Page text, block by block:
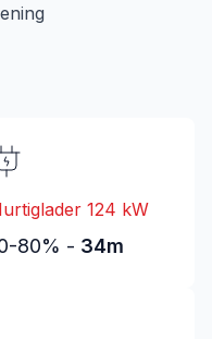
124 kW
80% - 34m